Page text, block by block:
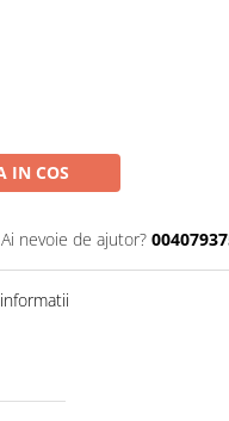
IN COS
Ai nevoie de ajutor?